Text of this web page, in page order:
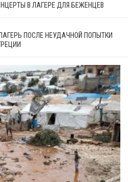
В ЛАГЕРЕ ДЛЯ БЕЖЕНЦЕВ
ПОСЛЕ НЕУДАЧНОЙ ПОПЫТКИ